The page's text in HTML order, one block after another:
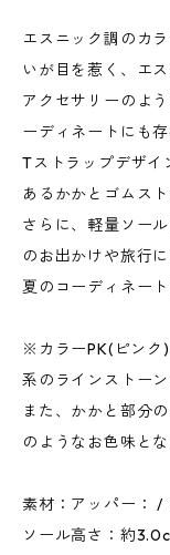
エスニック調のカ
いが目を惹く、エ
アクセサリーのよ
ーディネートにも
Tストラップデザイ
あるかかとゴムス
さらに、軽量ソー
のお出かけや旅行に
夏のコーディネー
※カラーPK(ピンク
系のラインストー
また、かかと部分
のようなお色味と
素材：アッパー： /
ソール高さ：約